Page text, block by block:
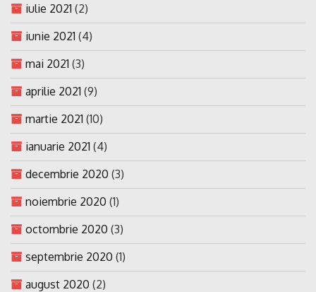
iulie 2021 (2)
iunie 2021 (4)
mai 2021 (3)
aprilie 2021 (9)
martie 2021 (10)
ianuarie 2021 (4)
decembrie 2020 (3)
noiembrie 2020 (1)
octombrie 2020 (3)
septembrie 2020 (1)
august 2020 (2)